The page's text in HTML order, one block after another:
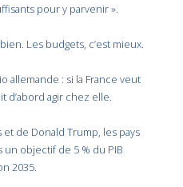
pour y parvenir ».
Les budgets, c’est mieux.
allemande : si la France veut
d’abord agir chez elle.
et de Donald Trump, les pays
un objectif de 5 % du PIB
2035.